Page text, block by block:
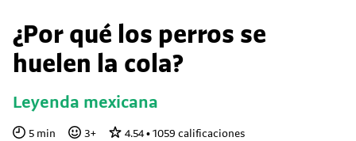
¿Por qué los perros se
huelen la cola?
Leyenda mexicana
5 min 3+ 4.54• 1059 calificaciones